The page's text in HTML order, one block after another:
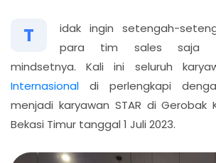
T
idak ingin setengah-
para tim sales saja
mindsetnya. Kali ini seluruh
Internasional di perlengkapi
menjadi karyawan STAR di Gerobak
Bekasi Timur tanggal 1 Juli 2023.